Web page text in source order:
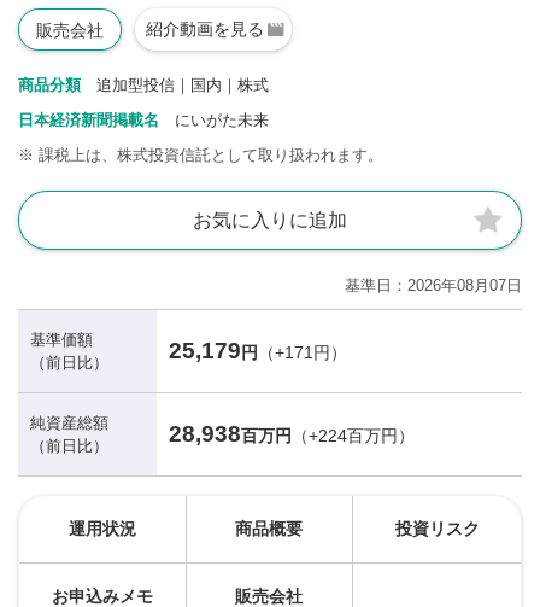
販売会社 紹介動画を見る
商品分類
追加型投信｜国内｜株式
日本経済新聞掲載名
にいがた未来
※ 課税上は、株式投資信託として取り扱われます。
お気に入りに追加
基準日 2026年08月07日
基準価額
（前日比）
25,179 円 （+171円）
純資産総額
（前日比）
28,938百万円 （+224百万円）
運用状況 商品概要 投資リスク
お申込みメモ 販売会社